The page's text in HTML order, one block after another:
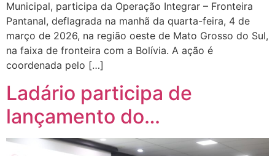
Municipal, participa da Operação Integrar – Fronteira
Pantanal, deflagrada na manhã da quarta-feira, 4 de
março de 2026, na região oeste de Mato Grosso do Sul,
na faixa de fronteira com a Bolívia. A ação é
coordenada pelo […]
Ladário participa de
lançamento do…